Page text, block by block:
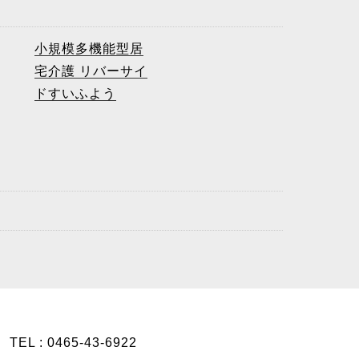
小規模多機能型居
宅介護 リバーサイ
ドすいふよう
TEL : 0465-43-6922